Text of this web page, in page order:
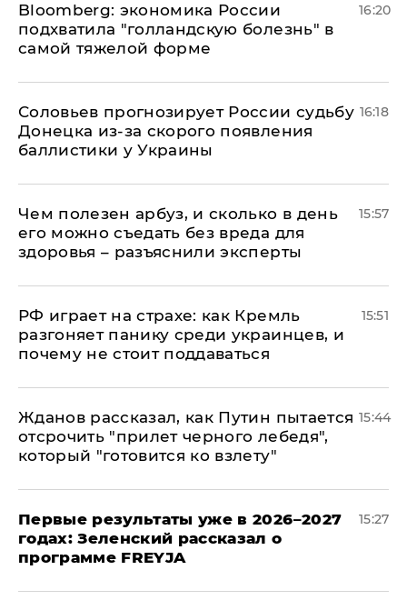
Bloomberg: экономика России
подхватила "голландскую болезнь" в
самой тяжелой форме
16:20
Соловьев прогнозирует России судьбу
Донецка из-за скорого появления
баллистики у Украины
16:18
Чем полезен арбуз, и сколько в день
его можно съедать без вреда для
здоровья – разъяснили эксперты
15:57
РФ играет на страхе: как Кремль
разгоняет панику среди украинцев, и
почему не стоит поддаваться
15:51
Жданов рассказал, как Путин пытается
отсрочить "прилет черного лебедя",
который "готовится ко взлету"
15:44
Первые результаты уже в 2026–2027
годах: Зеленский рассказал о
программе FREYJA
15:27